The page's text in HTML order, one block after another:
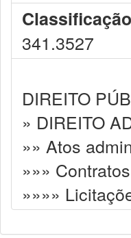
341.3527
DIREITO
» DIREITO
»» Atos
»»»
»»»»